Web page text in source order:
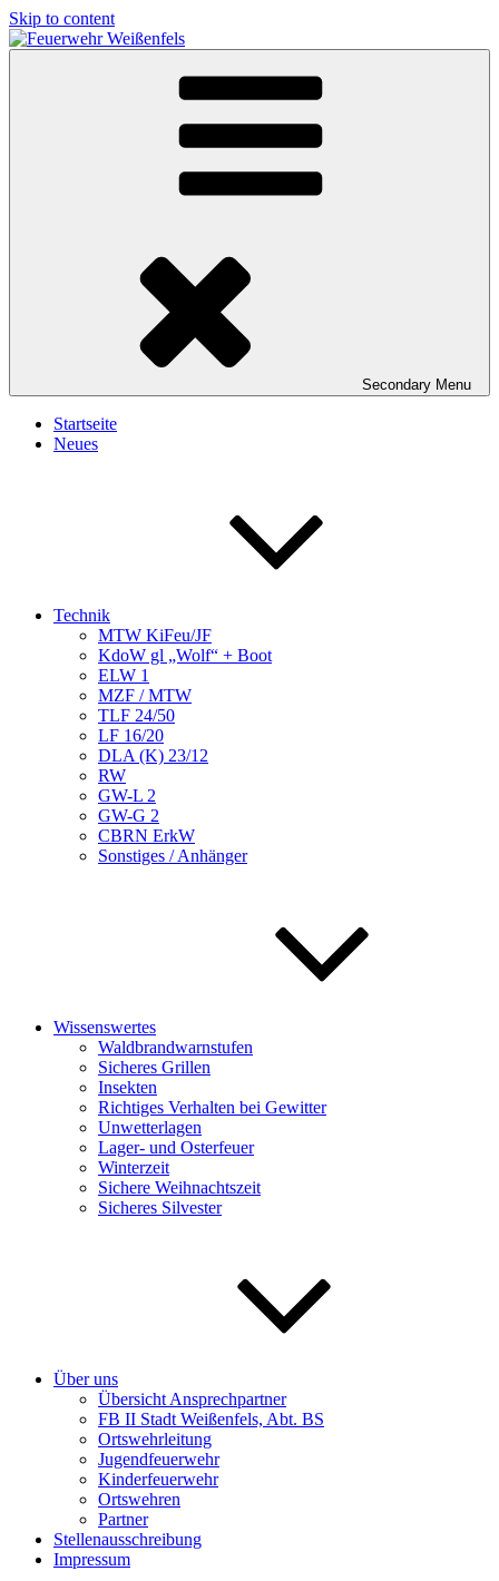
Skip to content
Freiwillige Feuerwehr Weißenfels
Secondary Menu
Startseite
Neues
Technik
MTW KiFeu/JF
KdoW gl „Wolf“ + Boot
ELW 1
MZF / MTW
TLF 24/50
LF 16/20
DLA (K) 23/12
RW
GW-L 2
GW-G 2
CBRN ErkW
Sonstiges / Anhänger
Wissenswertes
Waldbrandwarnstufen
Sicheres Grillen
Insekten
Richtiges Verhalten bei Gewitter
Unwetterlagen
Lager- und Osterfeuer
Winterzeit
Sichere Weihnachtszeit
Sicheres Silvester
Über uns
Übersicht Ansprechpartner
FB II Stadt Weißenfels, Abt. BS
Ortswehrleitung
Jugendfeuerwehr
Kinderfeuerwehr
Ortswehren
Partner
Stellenausschreibung
Impressum